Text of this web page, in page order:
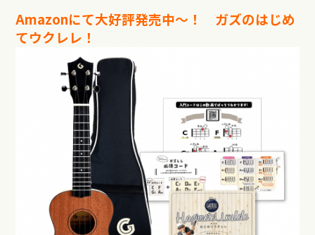
Amazonにて大好評発売中〜！ ガズのはじめ
てウクレレ！